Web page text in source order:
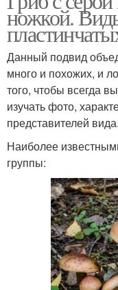
ножкой.
Данный подвид
много и похожих, и
того, чтобы всегда
изучать фото,
представителей вида.
Наиболее
группы: